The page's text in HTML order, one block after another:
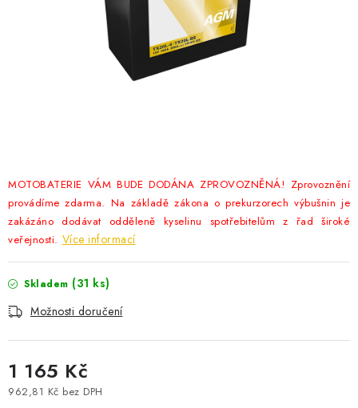
BATERIOVÉ BOXY
POWERBANKY
MĚNIČE NAPĚTÍ
FOTOVOLTAIKA
STARTOVACÍ ZDROJE
BATERIE PRO VYSAVAČE
BATERIE PRO NOUZOVÁ OSVĚTLENÍ
MOTOBATERIE VÁM BUDE DODÁNA ZPROVOZNĚNÁ! Zprovoznění
provádíme zdarma. Na základě zákona o prekurzorech výbušnin je
zakázáno dodávat odděleně kyselinu spotřebitelům z řad široké
veřejnosti. Více informací
Skladem (31 ks)
Možnosti doručení
1 165 Kč
962,81 Kč bez DPH